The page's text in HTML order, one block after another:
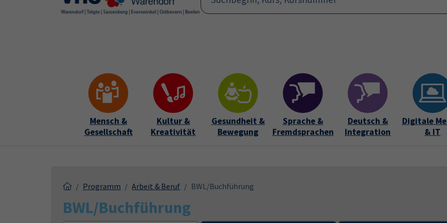
Skip to main content
Skip to page footer
Mensch &
Gesellschaft
Kultur &
Kreativität
Gesundheit &
Bewegung
Sprache &
Fremdsprachen
Deutsch &
Integration
Digitale
& IT
Programm Arbeit & Beruf BWL/Buchführung
BWL/Buchführung